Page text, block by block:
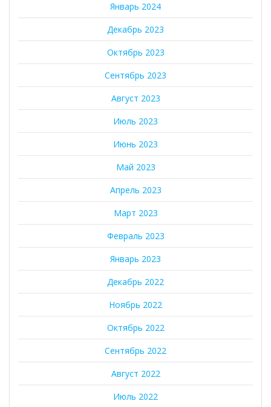
Январь 2024
Декабрь 2023
Октябрь 2023
Сентябрь 2023
Август 2023
Июль 2023
Июнь 2023
Май 2023
Апрель 2023
Март 2023
Февраль 2023
Январь 2023
Декабрь 2022
Ноябрь 2022
Октябрь 2022
Сентябрь 2022
Август 2022
Июль 2022